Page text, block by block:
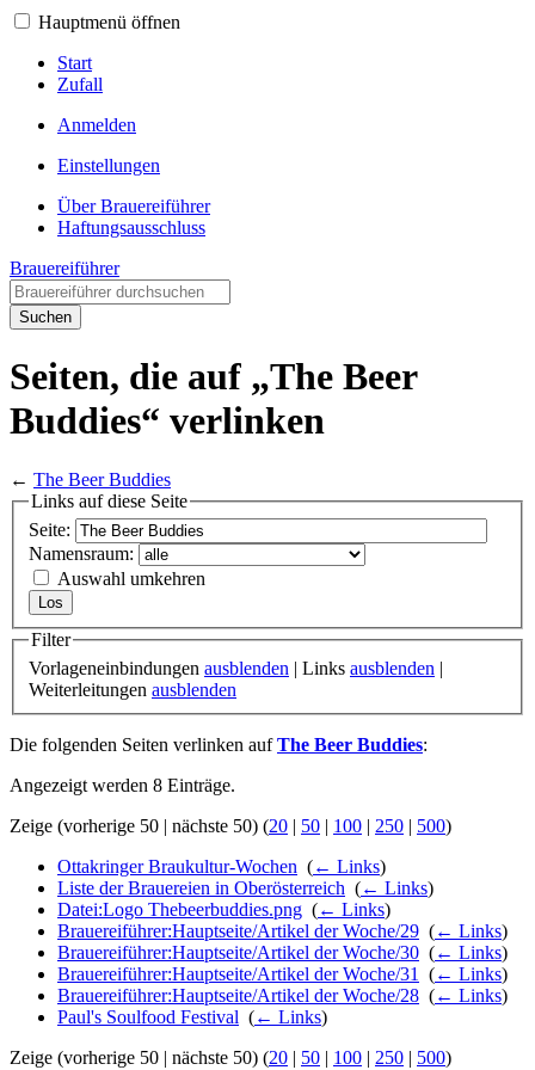
Hauptmenü öffnen
Start
Zufall
Anmelden
Einstellungen
Über Brauereiführer
Haftungsausschluss
Brauereiführer
Suchen
Seiten, die auf „The Beer
Buddies“ verlinken
← The Beer Buddies
Links auf diese Seite
Seite:
Namensraum:
Auswahl umkehren
Filter
Vorlageneinbindungen ausblenden | Links ausblenden |
Weiterleitungen ausblenden
Die folgenden Seiten verlinken aufThe Beer Buddies:
Angezeigt werden 8 Einträge.
Zeige (vorherige 50 | nächste 50) (20 | 50 | 100 | 250 | 500)
Ottakringer Braukultur-Wochen (← Links)
Liste der Brauereien in Oberösterreich (← Links)
Datei:Logo Thebeerbuddies.png (← Links)
Brauereiführer:Hauptseite/Artikel der Woche/29 (← Links)
Brauereiführer:Hauptseite/Artikel der Woche/30 (← Links)
Brauereiführer:Hauptseite/Artikel der Woche/31
(← Links)
Brauereiführer:Hauptseite/Artikel der Woche/28 (← Links)
Paul's Soulfood Festival (← Links)
Zeige (vorherige 50 | nächste 50) (20 | 50 | 100 | 250 | 500)